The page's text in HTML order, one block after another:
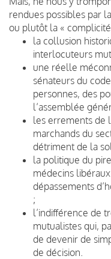
rendues possibles par
ou plutôt la «
la collusion
interlocuteurs
une réelle
sénateurs du
personnes, des
l’assemblée
les errements de
marchands du
détriment de la
la politique du
médecins
dépassements
;
l’indifférence de
mutualistes qui,
de devenir de
de décision.